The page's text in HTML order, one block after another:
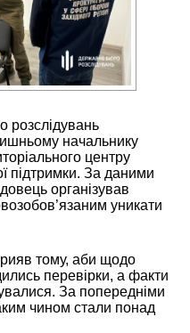
розслідувань
начальнику
центру
підтримки. За даними
організував
уникати
тому, аби щодо
перевірки, а факти
За попередніми
чином стали понад